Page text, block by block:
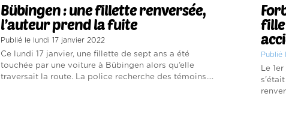
Bübingen : une fillette renversée,
l’auteur prend la fuite
Publié le lundi 17 janvier 2022
Ce lundi 17 janvier, une fillette de sept ans a été
touchée par une voiture à Bübingen alors qu’elle
traversait la route. La police recherche des témoins....
fille
Publié
Le